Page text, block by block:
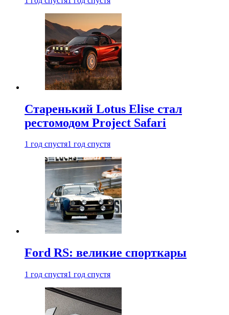
Старенький Lotus Elise стал
рестомодом Project Safari
1 год спустя1 год спустя
Ford RS: великие спорткары
1 год спустя1 год спустя